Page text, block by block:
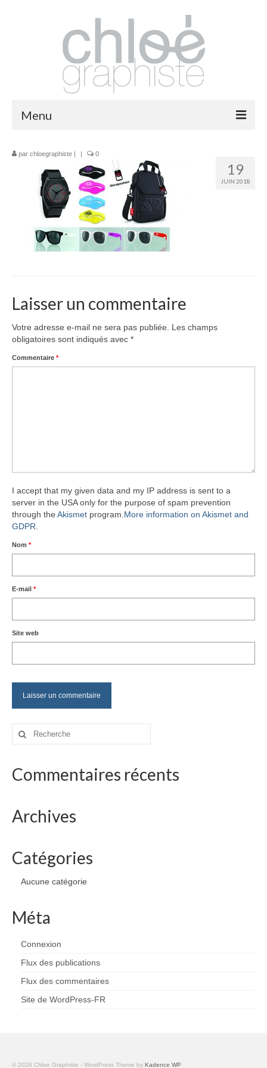
Menu
print
fashion
logos
illustrations
contact
19
JUIN 2018
par chloegraphiste | | 0
Laisser un commentaire
Votre adresse e-mail ne sera pas publiée.
Les champs
obligatoires sont indiqués avec *
Commentaire *
I accept that my given data and my IP address is sent to a
server in the USA only for the purpose of spam prevention
through the Akismet program. More information on Akismet and
GDPR
Nom *
E-mail *
Site web
Rechercher
Commentaires récents
Archives
Catégories
Aucune catégorie
Méta
Connexion
Flux des publications
Flux des commentaires
Site de WordPress-FR
© 2026 Chloe Graphiste - WordPress Theme by Kadence WP